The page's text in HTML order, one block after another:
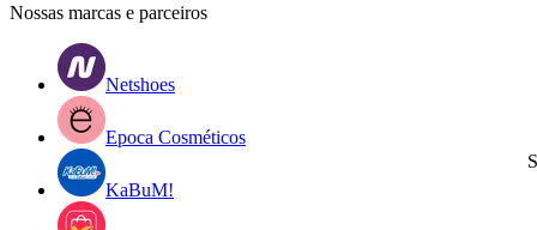
Nossas marcas e parceiros
Netshoes
Epoca Cosméticos
KaBuM!